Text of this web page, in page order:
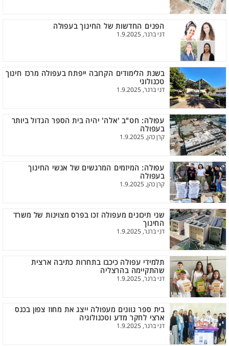
הפנים החדשות של החינוך בעפולה
דני ברנר, 1.9.2025
בשנת הלימודים הקרובה ייפתח בעפולה מרכז חינוך
טכנולוגי
דני ברנר, 1.9.2025
עפולה: חט"ב 'אלה' יהיה בית הספר הגדול ביותר
בעפולה
קרן כהן, 1.9.2025
עפולה: המיזמים המרגשים של אנשי החינוך
בעפולה
קרן כהן, 1.9.2025
שני תיכונים מעפולה זכו בפרס מצוינות של משרד
החינוך
דני ברנר, 1.9.2025
תלמידי עפולה כיכבו בתחרות כתיבה ארצית
שהתקיימה בהרצליה
דני ברנר, 1.9.2025
בית ספר גוונים מעפולה ייצג את מחוז צפון בכנס
ארצי לחקר מדע וטכנולוגיה
דני ברנר, 1.9.2025